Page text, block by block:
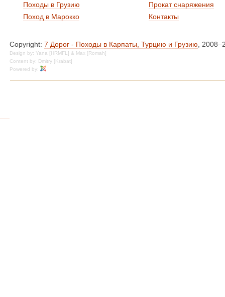
Походы в Грузию
Поход в Марокко
Прокат снаряжения
Контакты
Copyright: 7 Дорог - Походы в Карпаты, Турцию и Грузию ,
Design by: Yana [HRMFL] & Max [Romah]
Content by: Dmitry [Krabat]
Powered by: